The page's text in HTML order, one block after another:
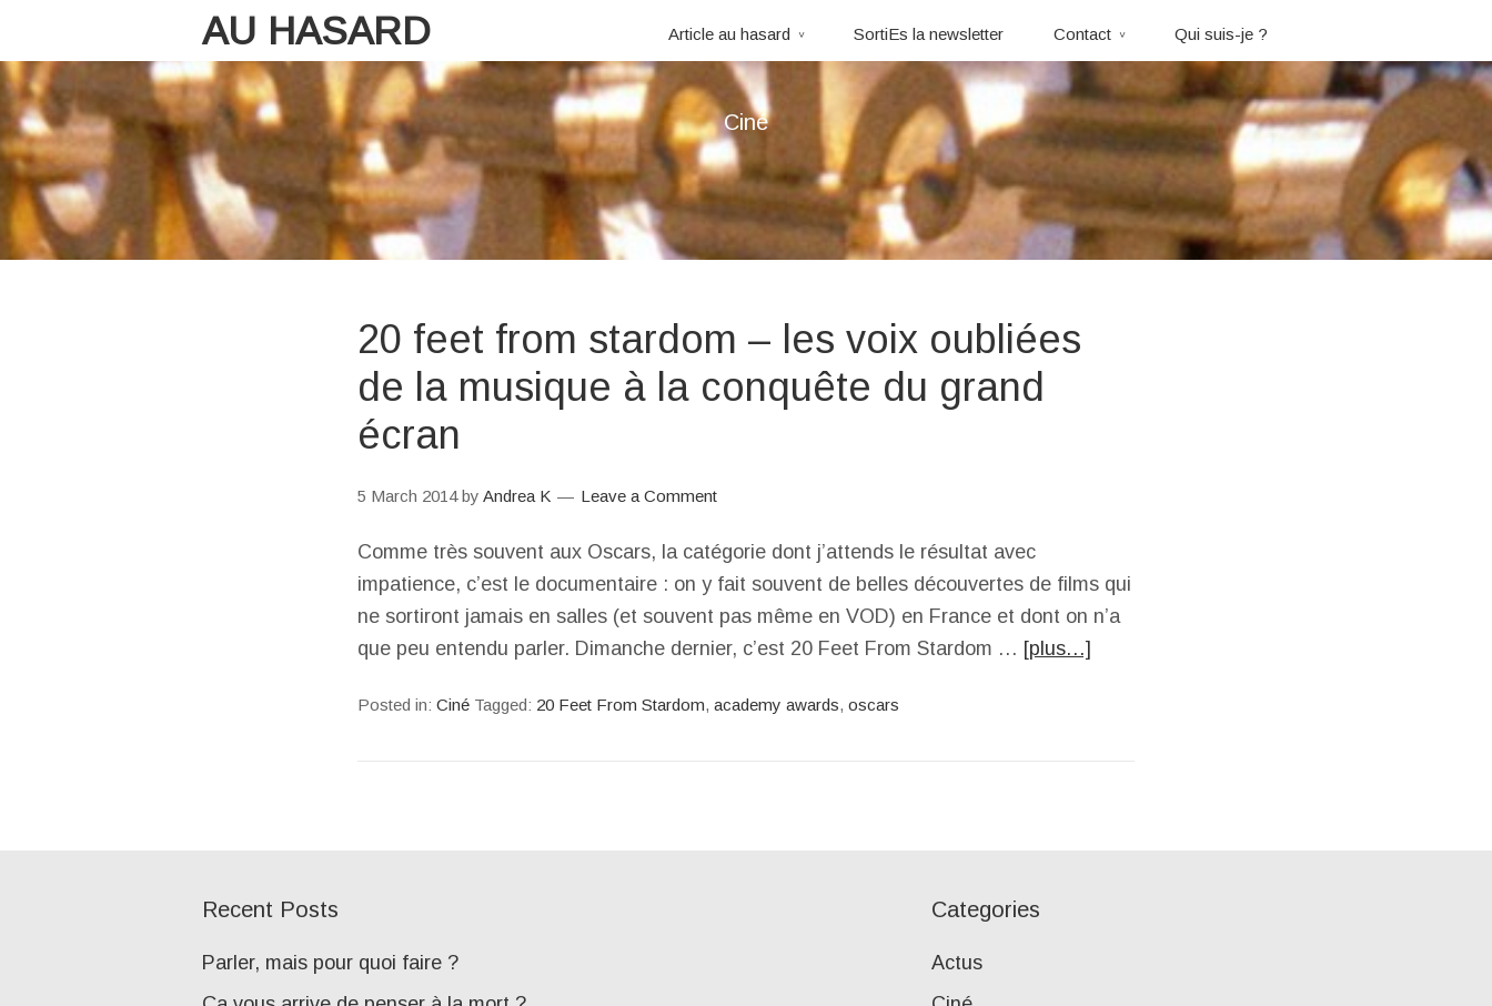
AU HASARD Article au hasard SortiEs la newsletter Contact Qui suis-je ?
Ciné
20 feet from stardom – les voix oubliées
de la musique à la conquête du grand
écran
5 March 2014 by Andrea K Leave a Comment
Comme très souvent aux Oscars, la catégorie dont j’attends le résultat avec
impatience, c’est le documentaire : on y fait souvent de belles découvertes de films qui
ne sortiront jamais en salles (et souvent pas même en VOD) en France et dont on n’a
que peu entendu parler. Dimanche dernier, c’est 20 Feet From Stardom … [plus…]
Posted in: Ciné Tagged: 20 Feet From Stardom, academy awards, oscars
Recent Posts
Parler, mais pour quoi faire ?
Categories
Actus